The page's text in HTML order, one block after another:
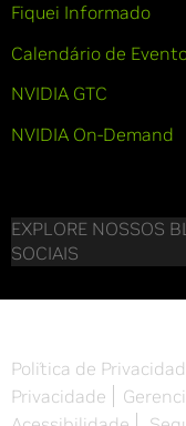
Fiquei Informado
Calendário de
NVIDIA GTC
NVIDIA On-Demand
EXPLORE NOSSOS
SOCIAIS
Política de
Privacidade